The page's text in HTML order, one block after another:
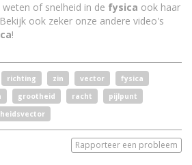
of snelheid in de fysica ook haar
ook zeker onze andere video's
!
richting zin vector
fysica
grootheid racht
pijlpunt
Rapporteer een probleem